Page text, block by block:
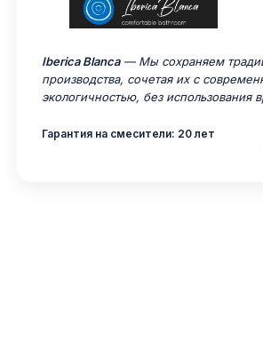
Iberica Blanca— Мы сохраняем
производства, сочетая их с
экологичностью, без использования
Гарантия на смесители: 20 лет